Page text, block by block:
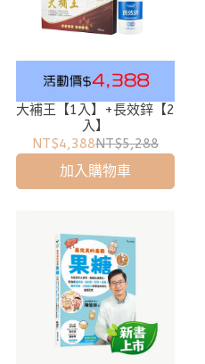
大補王【1入】+長效鋅【2
入】
NT$4,388NT$5,288
加入購物車